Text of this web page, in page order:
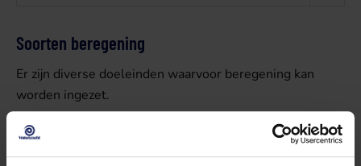
Soorten beregening
Er zijn diverse doeleinden waarvoor beregening kan
worden ingezet.
Beregening van gewassen, sportvelden en het
gazon